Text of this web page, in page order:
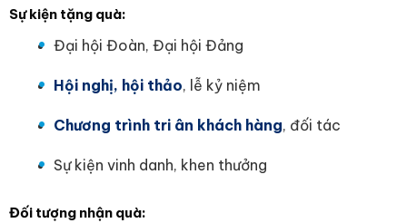
Sự kiện tặng quà:
Đại hội Đoàn, Đại hội Đảng
Hội nghị, hội thảo, lễ kỷ niệm
Chương trình tri ân khách hàng, đối tác
Sự kiện vinh danh, khen thưởng
Đối tượng nhận quà: